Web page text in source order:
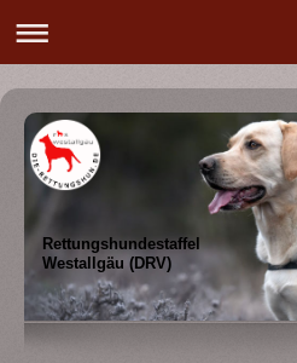
Rettungshundestaffel
Westallgäu (DRV)